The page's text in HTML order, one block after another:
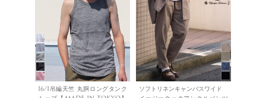
16/1吊編天竺 丸胴ロングタンク
ソフトリネンキャンバスワイド